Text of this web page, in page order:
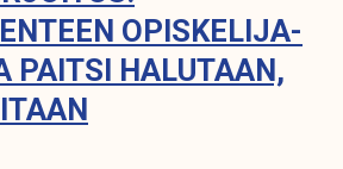
OPISKELIJA-
PAITSI HALUTAAN,